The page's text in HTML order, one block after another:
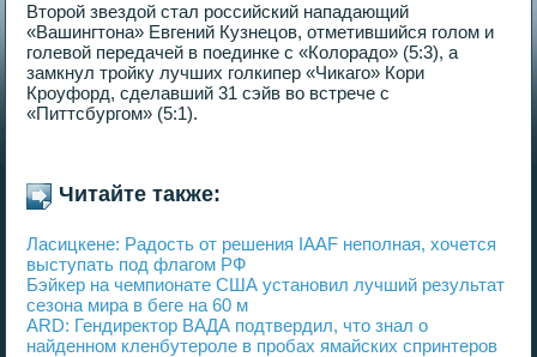
Второй звездой стал российский нападающий
«Вашингтона» Евгений Кузнецов, отметившийся голом и
голевой передачей в поединке с «Колорадо» (5:3), а
замкнул тройку лучших голкипер «Чикаго» Кори
Кроуфорд, сделавший 31 сэйв во встрече с
«Питтсбургом» (5:1).
Читайте также:
Ласицкене: Радость от решения IAAF неполная, хочется
выступать под флагом РФ
Бэйкер на чемпионате США установил лучший результат
сезона мира в беге на 60 м
ARD: Гендиректор ВАДА подтвердил, что знал о
найденном кленбутероле в пробах ямайских спринтеров